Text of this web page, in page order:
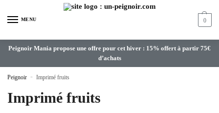
MENU 0
Peignoir Mania propose une offre pour cet hiver : 15% offert à partir 75€
d’achats
Peignoir » Imprimé fruits
Imprimé fruits